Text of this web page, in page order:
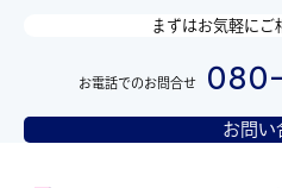
まずはお気軽にご
お電話でのお問合せ
お問い